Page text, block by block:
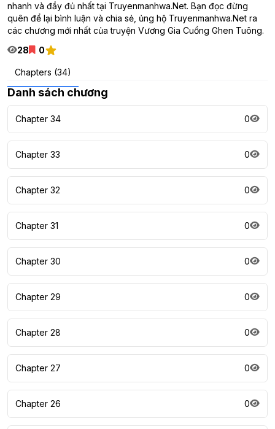
nhanh và đầy đủ nhất tại Truyenmanhwa.Net. Bạn đọc đừng
quên để lại bình luận và chia sẻ, ủng hộ Truyenmanhwa.Net ra
các chương mới nhất của truyện Vương Gia Cuồng Ghen Tuông.
28
0
Chapters (34)
Danh sách chương
Chapter 34 0
Chapter 33 0
Chapter 32 0
Chapter 31 0
Chapter 30 0
Chapter 29 0
Chapter 28 0
Chapter 27 0
Chapter 26 0